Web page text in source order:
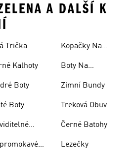
A DALŠÍ K
Trička
Kalhoty
Boty
Boty
Kopačky Na
Boty Na
Zimní Bundy
Treková Obuv
Černé Batohy
Lezečky